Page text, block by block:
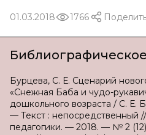
01.03.2018 1766
Бурцева, С. Е. Сценарий
«Снежная Баба и чудо-
дошкольного возраста / С. Е.
— Текст : непосредственный
педагогики. — 2018. — № 2